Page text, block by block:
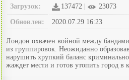
Загрузок:
137472 | 23073
Обновлен: 2020.07.29 16:23
Лондон охвачен войной между
из группировок. Неожиданно
нарушить хрупкий баланс
жаждет мести и готов утопить город в